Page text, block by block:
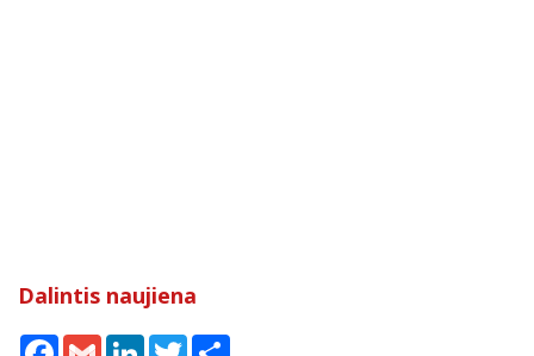
Dalintis naujiena
Facebook
Gmail LinkedInTwitter